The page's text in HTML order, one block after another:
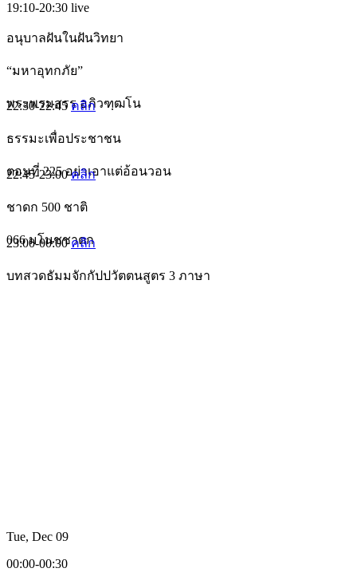
19:10-20:30 live
อนุบาลฝันในฝันวิทยา
“มหาอุทกภัย”
พระพรมสรร อภิวฑฺฒโน
22:30-22:45คลิก
ธรรมะเพื่อประชาชน
ตอนที่ 225 อย่าเอาแต่อ้อนวอน
22:45-23:00คลิก
ชาดก 500 ชาติ
066 มโนชชาดก
23:00-00:00คลิก
บทสวดธัมมจักกัปปวัตตนสูตร 3 ภาษา
Tue, Dec 09
00:00-00:30